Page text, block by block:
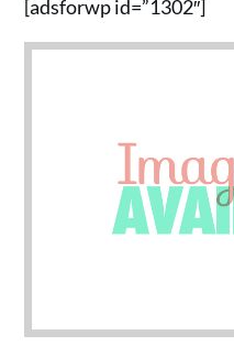
[adsforwp id=”1302″]